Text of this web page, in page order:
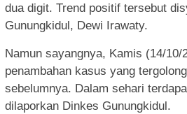
dua digit. Trend positif tersebut
Gunungkidul, Dewi Irawaty.
Namun sayangnya, Kamis (14/10/
penambahan kasus yang
sebelumnya. Dalam sehari
dilaporkan Dinkes Gunungkidul.